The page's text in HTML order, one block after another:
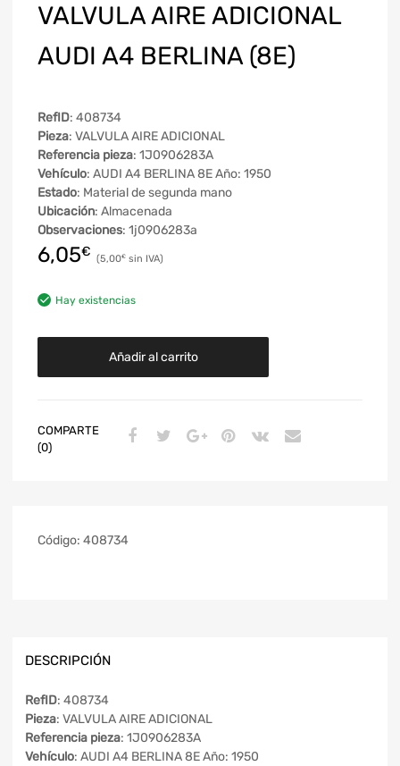
VALVULA AIRE ADICIONAL
AUDI A4 BERLINA (8E)
RefID: 408734
Pieza: VALVULA AIRE ADICIONAL
Referencia pieza: 1J0906283A
Vehículo: AUDI A4 BERLINA 8E Año: 1950
Estado: Material de segunda mano
Ubicación: Almacenada
Observaciones: 1j0906283a
6,05€ 5,00€
Hay existencias
Añadir al carrito
COMPARTE
(0)
Código: 408734
DESCRIPCIÓN
RefID: 408734
Pieza: VALVULA AIRE ADICIONAL
Referencia pieza: 1J0906283A
Vehículo: AUDI A4 BERLINA 8E Año: 1950